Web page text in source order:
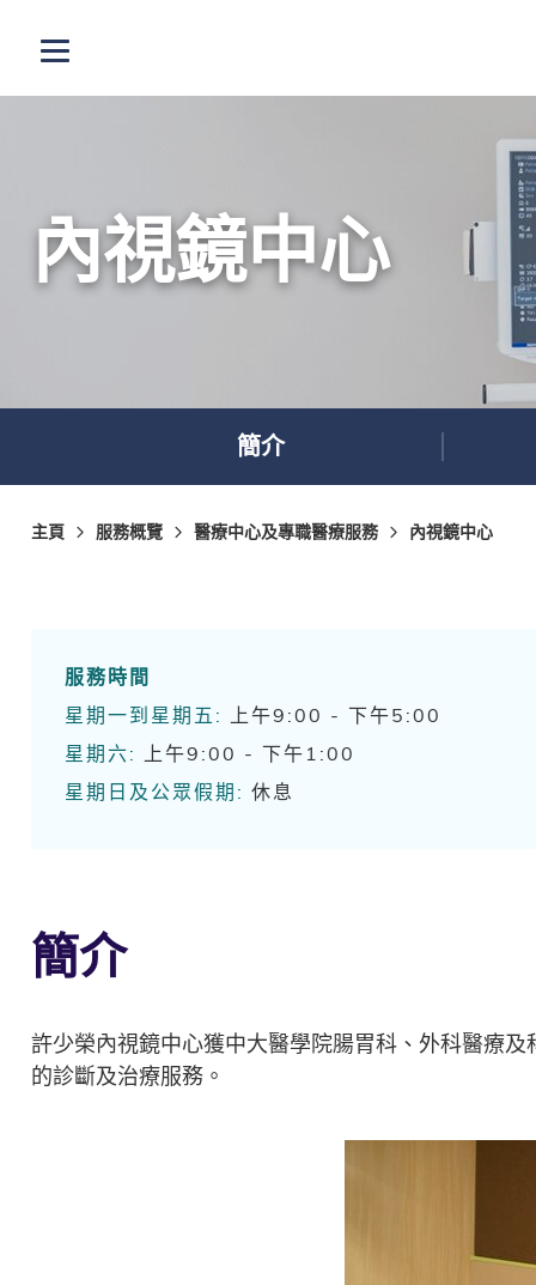
打開選單
內視鏡中心
簡介
主頁 服務概覽 醫療中心及專職醫療服務 內視鏡中心
服務時間
星期一到星期五: 上午9:00 - 下午5:00
星期六: 上午9:00 - 下午1:00
星期日及公眾假期: 休息
簡介
許少榮內視鏡中心獲中大醫學院腸胃科、外科醫療
的診斷及治療服務。